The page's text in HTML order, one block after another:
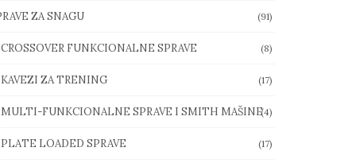
ZA SNAGU (91)
CROSSOVER FUNKCIONALNE SPRAVE (8)
KAVEZI ZA TRENING (17)
MULTI-FUNKCIONALNE SPRAVE I SMITH MAŠINE(4)
PLATE LOADED SPRAVE (17)